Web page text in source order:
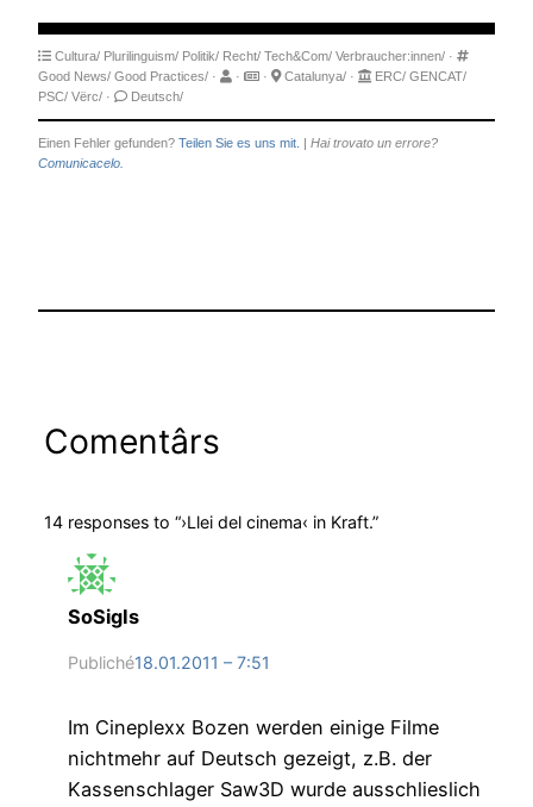
Cultura/ Plurilinguism/ Politik/ Recht/ Tech&Com/ Verbraucher:innen/ ·
Good News/ Good Practices/ · · · Catalunya/ · ERC/ GENCAT/
PSC/ Vërc/ · Deutsch/
Einen Fehler gefunden? Teilen Sie es uns mit. | Hai trovato un errore?
Comunicacelo.
Comentârs
14 responses to “›Llei del cinema‹ in Kraft.”
SoSigIs
Publiché18.01.2011 – 7:51
Im Cineplexx Bozen werden einige Filme
nichtmehr auf Deutsch gezeigt, z.B. der
Kassenschlager Saw3D wurde ausschlieslich